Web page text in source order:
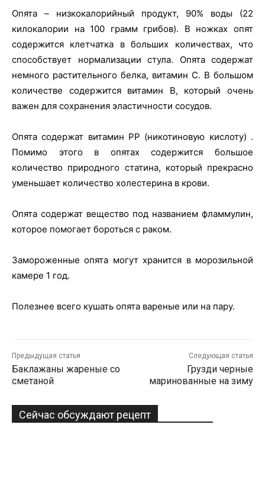
Опята – низкокалорийный продукт, 90% воды (22
килокалории на 100 грамм грибов). В ножках опят
содержится клетчатка в больших количествах, что
способствует нормализации стула. Опята содержат
немного растительного белка, витамин С. В большом
количестве содержится витамин В, который очень
важен для сохранения эластичности сосудов.
Опята содержат витамин РР (никотиновую кислоту) .
Помимо этого в опятах содержится большое
количество природного статина, который прекрасно
уменьшает количество холестерина в крови.
Опята содержат вещество под названием фламмулин,
которое помогает бороться с раком.
Замороженные опята могут хранится в морозильной
камере 1 год.
Полезнее всего кушать опята вареные или на пару.
Предыдущая статья
Баклажаны жареные со
сметаной
Следующая статья
Грузди черные
маринованные на зиму
Сейчас обсуждают рецепт